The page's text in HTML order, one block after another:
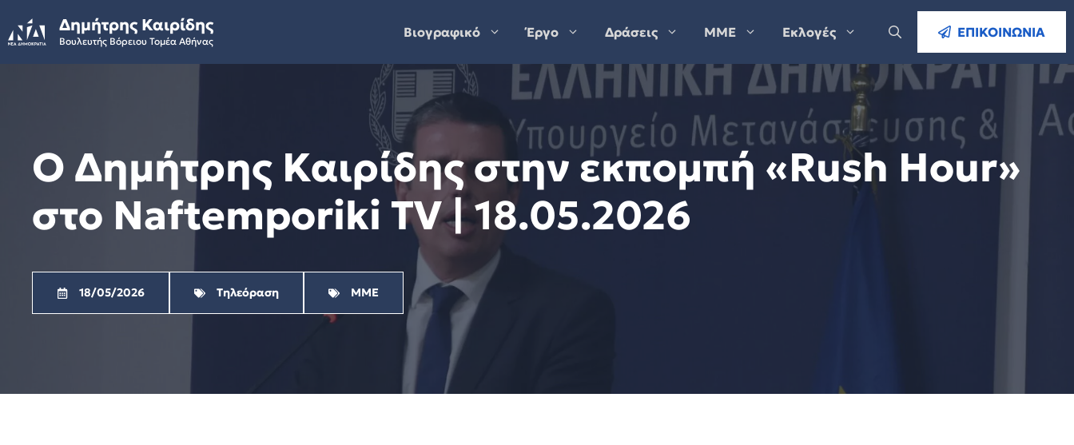
to
content
Δημήτρης Καιρίδης
Βουλευτής Βόρειου Τομέα Αθήνας
Βιογραφικό Έργο Δράσεις ΜΜΕ Εκλογές ΕΠΙΚΟΙΝΩΝΙΑ
Ο Δημήτρης Καιρίδης στην εκπομπή «Rush Hour»
στο Naftemporiki TV | 18.05.2026
18/05/2026 Τηλεόραση ΜΜΕ